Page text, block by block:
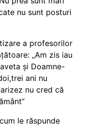
nu sunt posturi
a profesorilor
„Am zis iau
și Doamne-
ani nu
nu cred că
le răspunde